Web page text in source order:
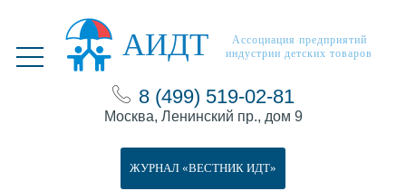
АИДТ
Ассоциация предприятий
индустрии детских товаров
8 (499) 519-02-81
Москва, Ленинский пр., дом 9
ЖУРНАЛ «ВЕСТНИК ИДТ»